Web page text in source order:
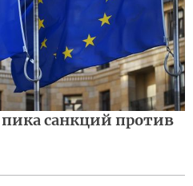
санкций против